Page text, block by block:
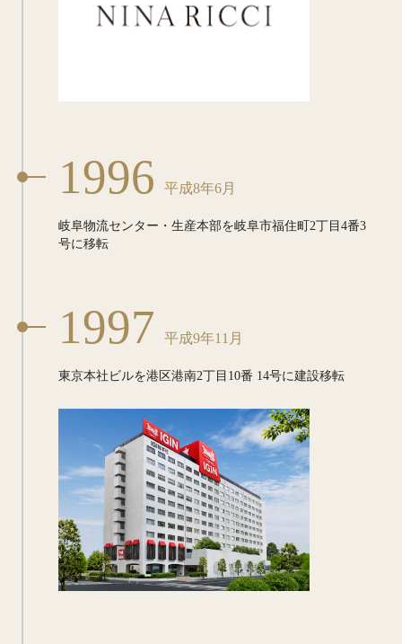
1996 平成8年6月
岐阜物流センター・生産本部を岐阜市福住町2丁目4番3
号に移転
1997 平成9年11月
東京本社ビルを港区港南2丁目10番 14号に建設移転